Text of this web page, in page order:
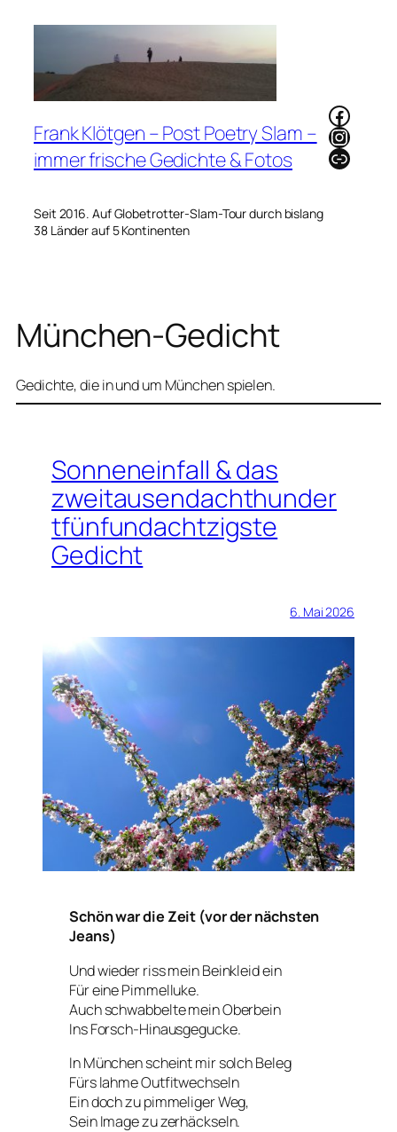
Frank Klötgen – Post Poetry Slam –
immer frische Gedichte & Fotos
Seit 2016. Auf Globetrotter-Slam-Tour durch bislang
38 Länder auf 5 Kontinenten
Link
München-Gedicht
Gedichte, die in und um München spielen.
Sonneneinfall & das
zweitausendachthunder
tfünfundachtzigste
Gedicht
6. Mai 2026
Schön war die Zeit (vor der nächsten
Jeans)
Und wieder riss mein Beinkleid ein
Für eine Pimmelluke.
Auch schwabbelte mein Oberbein
Ins Forsch-Hinausgegucke.
In München scheint mir solch Beleg
Fürs lahme Outfitwechseln
Ein doch zu pimmeliger Weg,
Sein Image zu zerhäckseln.